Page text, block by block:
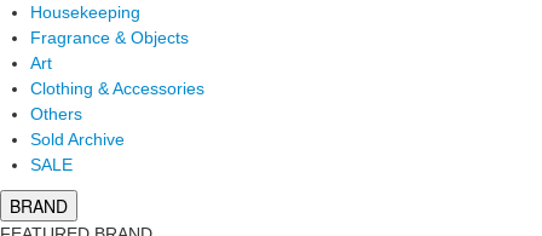
Housekeeping
Fragrance & Objects
Art
Clothing & Accessories
Others
Sold Archive
SALE
BRAND